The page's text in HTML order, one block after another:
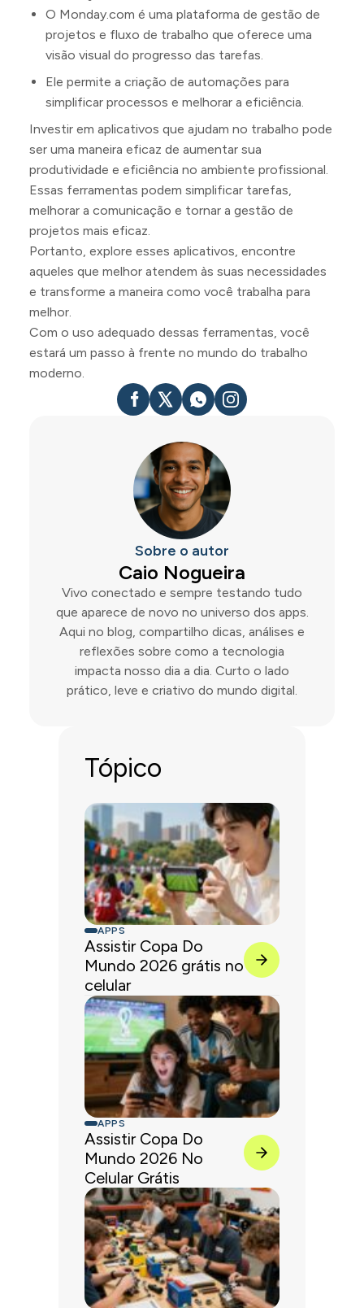
O Monday.com é uma plataforma de gestão de
projetos e fluxo de trabalho que oferece uma
visão visual do progresso das tarefas.
Ele permite a criação de automações para
simplificar processos e melhorar a eficiência.
Investir em aplicativos que ajudam no trabalho pode
ser uma maneira eficaz de aumentar sua
produtividade e eficiência no ambiente profissional.
Essas ferramentas podem simplificar tarefas,
melhorar a comunicação e tornar a gestão de
projetos mais eficaz.
Portanto, explore esses aplicativos, encontre
aqueles que melhor atendem às suas necessidades
e transforme a maneira como você trabalha para
melhor.
Com o uso adequado dessas ferramentas, você
estará um passo à frente no mundo do trabalho
moderno.
Sobre o autor
Caio Nogueira
Vivo conectado e sempre testando tudo
que aparece de novo no universo dos apps.
Aqui no blog, compartilho dicas, análises e
reflexões sobre como a tecnologia
impacta nosso dia a dia. Curto o lado
prático, leve e criativo do mundo digital.
Tópico
APPS
Assistir Copa Do
Mundo 2026 grátis no
celular
APPS
Assistir Copa Do
Mundo 2026 No
Celular Grátis